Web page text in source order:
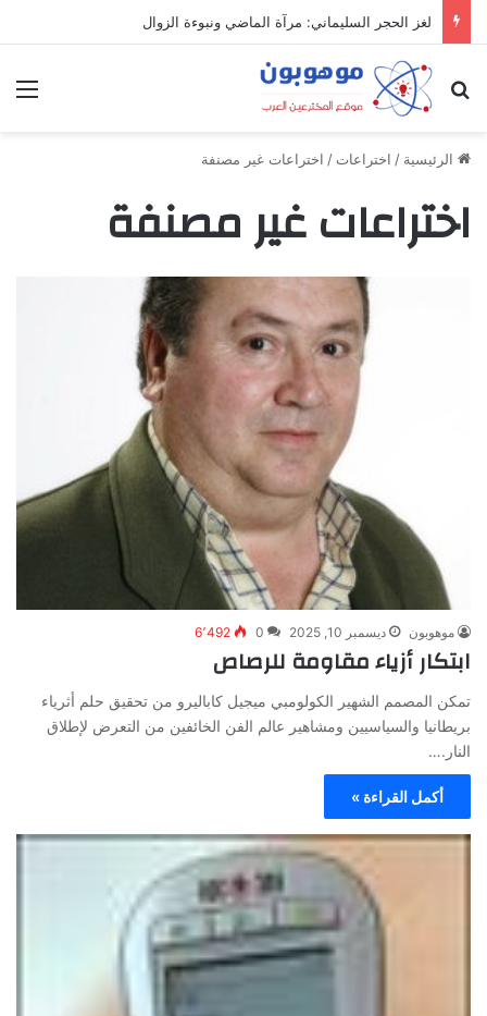
لغز الحجر السليماني: مرآة الماضي ونبوءة الزوال
بحث عن
الرئيسية / اختراعات / اختراعات غير مصنفة
اختراعات غير مصنفة
موهوبون ديسمبر 10, 2025 0 6٬492
ابتكار أزياء مقاومة للرصاص
تمكن المصمم الشهير الكولومبي ميجيل كاباليرو من تحقيق حلم أثرياء
بريطانيا والسياسيين ومشاهير عالم الفن الخائفين من التعرض لإطلاق
النار.…
أكمل القراءة »